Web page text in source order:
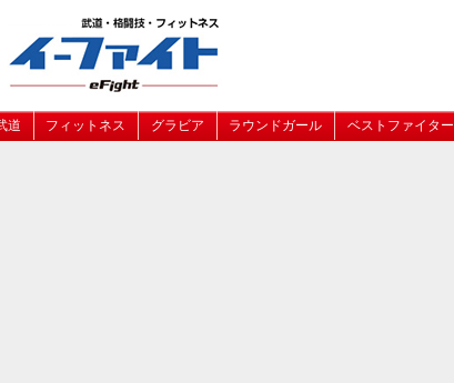
道 フィットネス グラビア ラウンドガール ベストファイター